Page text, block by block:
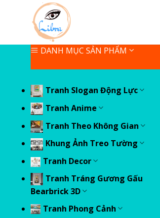
DANH MỤC SẢN PHẨM
Tranh Slogan Động Lực
Tranh Anime
Tranh Theo Không Gian
Khung Ảnh Treo Tường
Tranh Decor
Tranh Tráng Gương Gấu
Bearbrick 3D
Tranh Phong Cảnh